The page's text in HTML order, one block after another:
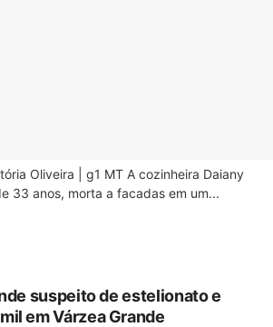
Oliveira | g1 MT A cozinheira Daiany
33 anos, morta a facadas em um...
suspeito de estelionato e
em Várzea Grande